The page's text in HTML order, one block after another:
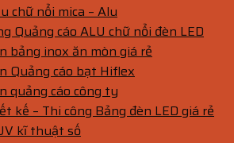
chữ nổi mica – Alu
Quảng cáo ALU chữ nổi đèn LED
bảng inox ăn mòn giá rẻ
Quảng cáo bạt Hiflex
quảng cáo công ty
kế – Thi công Bảng đèn LED giá rẻ
kĩ thuật số